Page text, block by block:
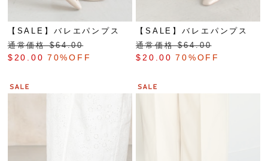
【SALE】バレエパンプス
通常価格 $‌64.00
$‌20.00 70%OFF
【SALE】バレエパンプス
通常価格 $‌64.00
$‌20.00 70%OFF